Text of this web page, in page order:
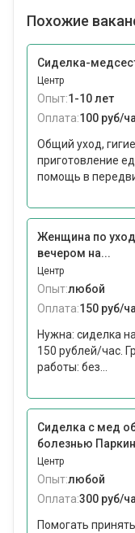
Похожие
Сиделка-
Центр
Опыт:1-10 лет
Оплата:100 руб/
Общий уход,
приготовление
помощь в
Женщина по
вечером на...
Центр
Опыт:любой
Оплата:150 руб/
Нужна: сиделка
150 рублей/час.
работы: без...
Сиделка с мед
болезнью
Центр
Опыт:любой
Оплата:300 руб/
Помогать